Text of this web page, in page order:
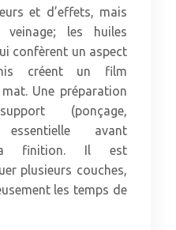
et d’effets, mais
veinage; les huiles
confèrent un aspect
créent un film
Une préparation
(ponçage,
avant
la finition. Il est
plusieurs couches,
les temps de